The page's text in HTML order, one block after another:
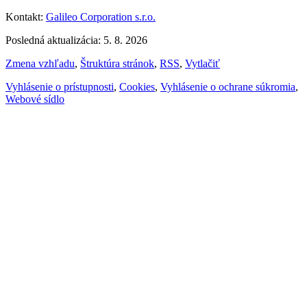
Kontakt: Galileo Corporation s.r.o.
Posledná aktualizácia: 5. 8. 2026
Zmena vzhľadu, Štruktúra stránok, RSS, Vytlačiť
Vyhlásenie o prístupnosti, Cookies, Vyhlásenie o ochrane súkromia,
Webové sídlo